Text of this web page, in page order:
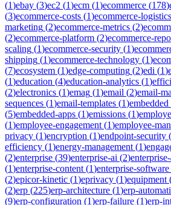
(1)ebay (3)ec2 (1)ecm (1)ecommerce (178)
(3)ecommerce-costs (1)ecommerce-logistics
marketing (2)ecommerce-metrics (2)
(2)ecommerce-platform (2)ecommerce-
scaling (1)ecommerce-security (1)
shipping (1)ecommerce-technology (1)
(7)ecosystem (1)edge-computing (2)edi (1)
(1)education (4)education-analytics (1)
(2)electronics (1)emag (1)email (2)email-
sequences (1)email-templates (1)embedded
(5)embedded-apps (1)emissions (1)
(1)employee-engagement (1)employee-
privacy (1)encryption (1)endpoint-security (
efficiency (1)energy-management (1)
(2)enterprise (39)enterprise-ai (2)
(1)enterprise-content (1)enterprise-software
(2)epicor-kinetic (1)eprivacy (1)equipment
(2)erp (225)erp-architecture (1)erp-
(9)erp-configuration (1)erp-failure (1)erp-